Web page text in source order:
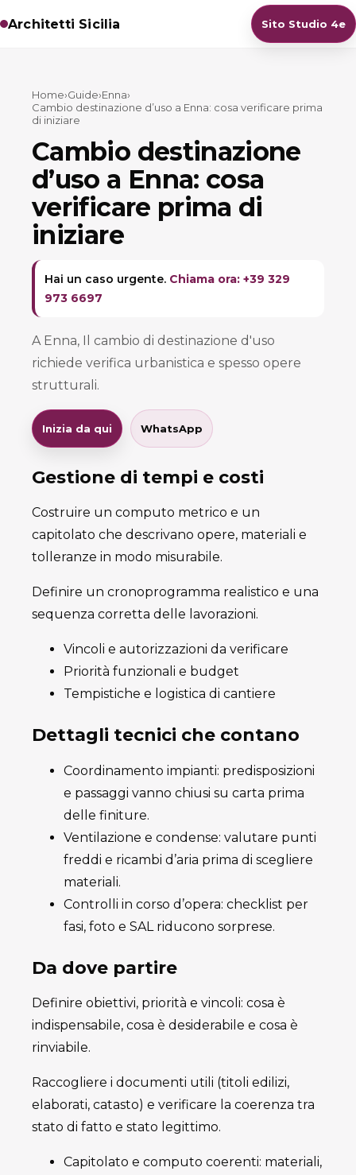
Architetti Sicilia Sito Studio 4e
Home›Guide›Enna›
Cambio destinazione d’uso a Enna: cosa verificare prima
di iniziare
Cambio destinazione
d’uso a Enna: cosa
verificare prima di
iniziare
Hai un caso urgente. Chiama ora: +39 329
973 6697
A Enna, Il cambio di destinazione d'uso
richiede verifica urbanistica e spesso opere
strutturali.
Inizia da qui WhatsApp
Gestione di tempi e costi
Costruire un computo metrico e un
capitolato che descrivano opere, materiali e
tolleranze in modo misurabile.
Definire un cronoprogramma realistico e una
sequenza corretta delle lavorazioni.
Vincoli e autorizzazioni da verificare
Priorità funzionali e budget
Tempistiche e logistica di cantiere
Dettagli tecnici che contano
Coordinamento impianti: predisposizioni
e passaggi vanno chiusi su carta prima
delle finiture.
Ventilazione e condense: valutare punti
freddi e ricambi d’aria prima di scegliere
materiali.
Controlli in corso d’opera: checklist per
fasi, foto e SAL riducono sorprese.
Da dove partire
Definire obiettivi, priorità e vincoli: cosa è
indispensabile, cosa è desiderabile e cosa è
rinviabile.
Raccogliere i documenti utili (titoli edilizi,
elaborati, catasto) e verificare la coerenza tra
stato di fatto e stato legittimo.
Capitolato e computo coerenti: materiali,